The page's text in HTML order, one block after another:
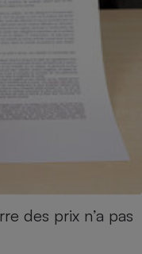
des prix n’a pas